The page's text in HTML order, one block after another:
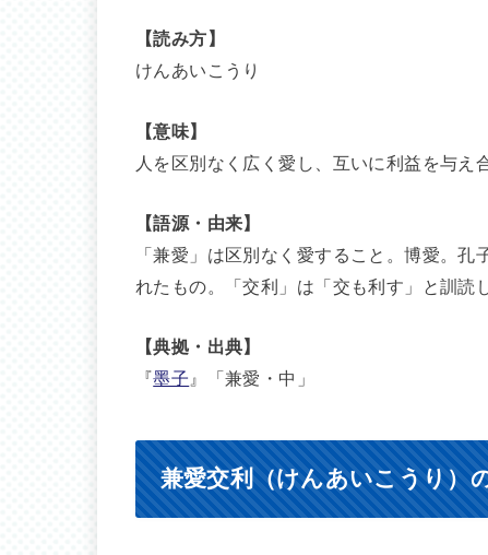
【読み方】
けんあいこうり
【意味】
人を区別なく広く愛し、互いに利益を与え
【語源・由来】
「兼愛」は区別なく愛すること。博愛。
れたもの。「交利」は「交も利す」と訓読
【典拠・出典】
『墨子 』「兼愛・中」
兼愛交利（けんあいこうり）